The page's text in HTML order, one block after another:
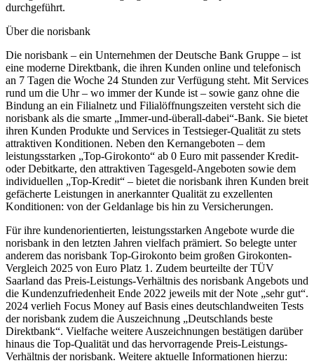
durchgeführt.
Über die norisbank
Die norisbank – ein Unternehmen der Deutsche Bank Gruppe – ist
eine moderne Direktbank, die ihren Kunden online und telefonisch
an 7 Tagen die Woche 24 Stunden zur Verfügung steht. Mit Services
rund um die Uhr – wo immer der Kunde ist – sowie ganz ohne die
Bindung an ein Filialnetz und Filialöffnungszeiten versteht sich die
norisbank als die smarte „Immer-und-überall-dabei“-Bank. Sie bietet
ihren Kunden Produkte und Services in Testsieger-Qualität zu stets
attraktiven Konditionen. Neben den Kernangeboten – dem
leistungsstarken „Top-Girokonto“ ab 0 Euro mit passender Kredit-
oder Debitkarte, den attraktiven Tagesgeld-Angeboten sowie dem
individuellen „Top-Kredit“ – bietet die norisbank ihren Kunden breit
gefächerte Leistungen in anerkannter Qualität zu exzellenten
Konditionen: von der Geldanlage bis hin zu Versicherungen.
Für ihre kundenorientierten, leistungsstarken Angebote wurde die
norisbank in den letzten Jahren vielfach prämiert. So belegte unter
anderem das norisbank Top-Girokonto beim großen Girokonten-
Vergleich 2025 von Euro Platz 1. Zudem beurteilte der TÜV
Saarland das Preis-Leistungs-Verhältnis des norisbank Angebots und
die Kundenzufriedenheit Ende 2022 jeweils mit der Note „sehr gut“.
2024 verlieh Focus Money auf Basis eines deutschlandweiten Tests
der norisbank zudem die Auszeichnung „Deutschlands beste
Direktbank“. Vielfache weitere Auszeichnungen bestätigen darüber
hinaus die Top-Qualität und das hervorragende Preis-Leistungs-
Verhältnis der norisbank. Weitere aktuelle Informationen hierzu: